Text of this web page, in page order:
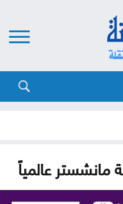
عالمياً